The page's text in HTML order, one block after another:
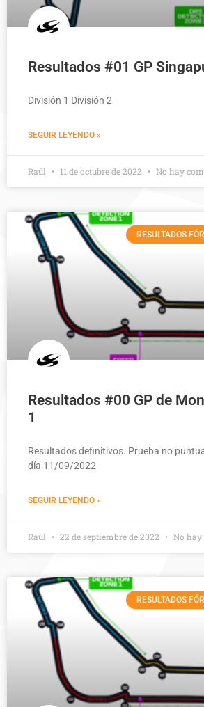
Resultados #01 GP
División 1 División 2
SEGUIR LEYENDO »
Raúl 11 de octubre de 2022 No hay
RESULTADOS
Resultados #00 GP de
1
Resultados definitivos. Prueba no
día 11/09/2022
SEGUIR LEYENDO »
Raúl 22 de septiembre de 2022 No
RESULTADOS